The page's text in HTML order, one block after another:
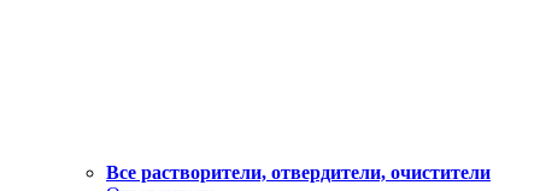
Все растворители, отвердители, очистители